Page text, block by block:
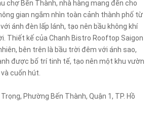
chợ Bến Thành, nhà hàng mang đến cho
gian ngắm nhìn toàn cảnh thành phố từ
ánh đèn lấp lánh, tạo nên bầu không khí
Thiết kế của Chanh Bistro Rooftop Saigon
bên trên là bầu trời đêm với ánh sao,
được bố trí tinh tế, tạo nên một khu vườn
cuốn hút.
Phường Bến Thành, Quận 1, TP. Hồ